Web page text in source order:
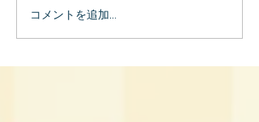
コメントを追加…